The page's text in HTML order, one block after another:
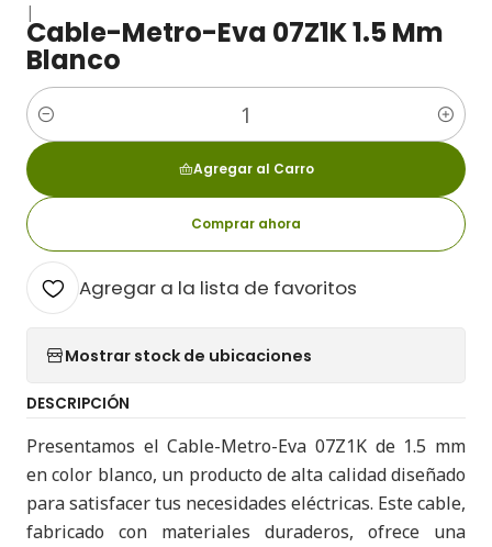
|
Cable-Metro-Eva 07Z1K 1.5 Mm
Blanco
Cantidad
Agregar al Carro
Comprar ahora
Agregar a la lista de favoritos
Mostrar stock de ubicaciones
DESCRIPCIÓN
Presentamos el Cable-Metro-Eva 07Z1K de 1.5 mm
en color blanco, un producto de alta calidad diseñado
para satisfacer tus necesidades eléctricas. Este cable,
fabricado con materiales duraderos, ofrece una